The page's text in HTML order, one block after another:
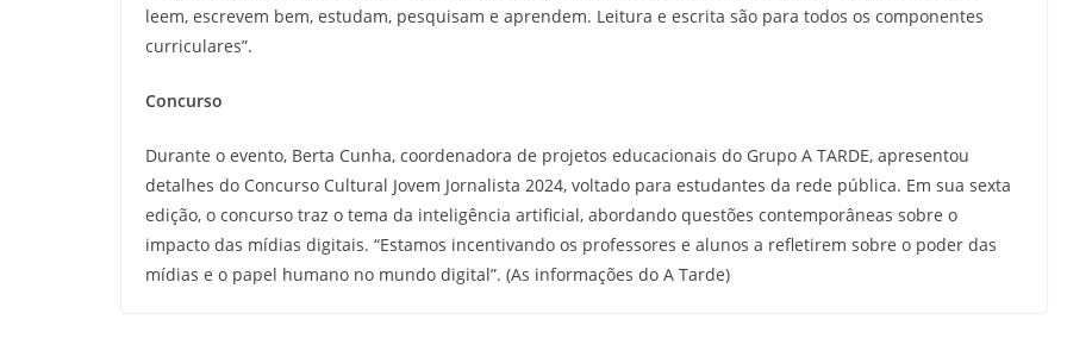
leem, escrevem bem, estudam, pesquisam e aprendem. Leitura e escrita são para todos os componentes
curriculares”.
Concurso
Durante o evento, Berta Cunha, coordenadora de projetos educacionais do Grupo A TARDE, apresentou
detalhes do Concurso Cultural Jovem Jornalista 2024, voltado para estudantes da rede pública. Em sua sexta
edição, o concurso traz o tema da inteligência artificial, abordando questões contemporâneas sobre o
impacto das mídias digitais. “Estamos incentivando os professores e alunos a refletirem sobre o poder das
mídias e o papel humano no mundo digital”. (As informações do A Tarde)